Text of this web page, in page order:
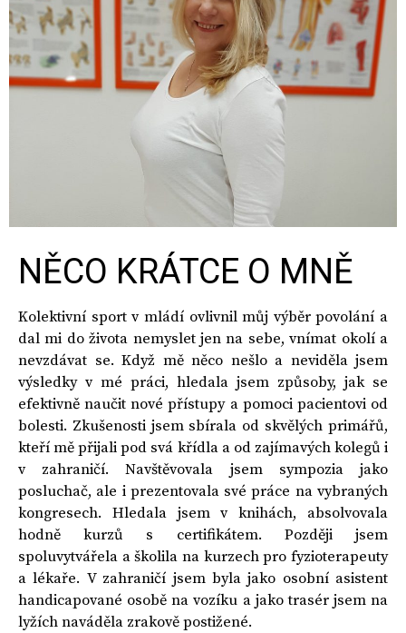
NĚCO KRÁTCE O MNĚ
Kolektivní sport v mládí ovlivnil můj výběr povolání a
dal mi do života nemyslet jen na sebe, vnímat okolí a
nevzdávat se. Když mě něco nešlo a neviděla jsem
výsledky v mé práci, hledala jsem způsoby, jak se
efektivně naučit nové přístupy a pomoci pacientovi od
bolesti. Zkušenosti jsem sbírala od skvělých primářů,
kteří mě přijali pod svá křídla a od zajímavých kolegů i
v zahraničí. Navštěvovala jsem sympozia jako
posluchač, ale i prezentovala své práce na vybraných
kongresech. Hledala jsem v knihách, absolvovala
hodně kurzů s certifikátem. Později jsem
spoluvytvářela a školila na kurzech pro fyzioterapeuty
a lékaře. V zahraničí jsem byla jako osobní asistent
handicapované osobě na vozíku a jako trasér jsem na
lyžích naváděla zrakově postižené.